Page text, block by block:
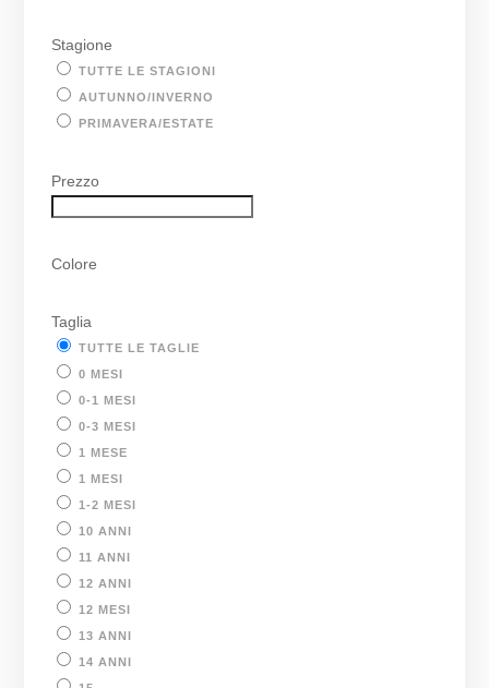
Stagione
TUTTE LE STAGIONI
AUTUNNO/INVERNO
PRIMAVERA/ESTATE
Prezzo
Colore
Taglia
TUTTE LE TAGLIE
0 MESI
0-1 MESI
0-3 MESI
1 MESE
1 MESI
1-2 MESI
10 ANNI
11 ANNI
12 ANNI
12 MESI
13 ANNI
14 ANNI